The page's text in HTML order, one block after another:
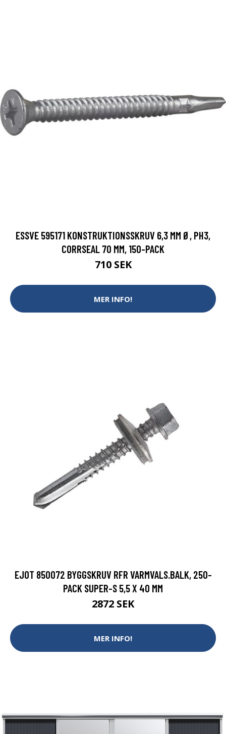
ESSVE 595171 KONSTRUKTIONSSKRUV 6,3 MM Ø, PH3,
CORRSEAL 70 MM, 150-PACK
710 SEK
MER INFO!
EJOT 850072 BYGGSKRUV RFR VARMVALS.BALK, 250-
PACK SUPER-S 5,5 X 40 MM
2872 SEK
MER INFO!